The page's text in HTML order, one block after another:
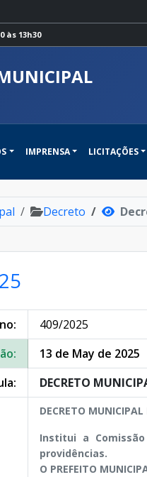
às 13h30
IMPRENSA LICITAÇÕES
Decreto
409/2025
13 de May de 2025
DECRETO
DECRETO
Institui a
providências.
O PREFEITO